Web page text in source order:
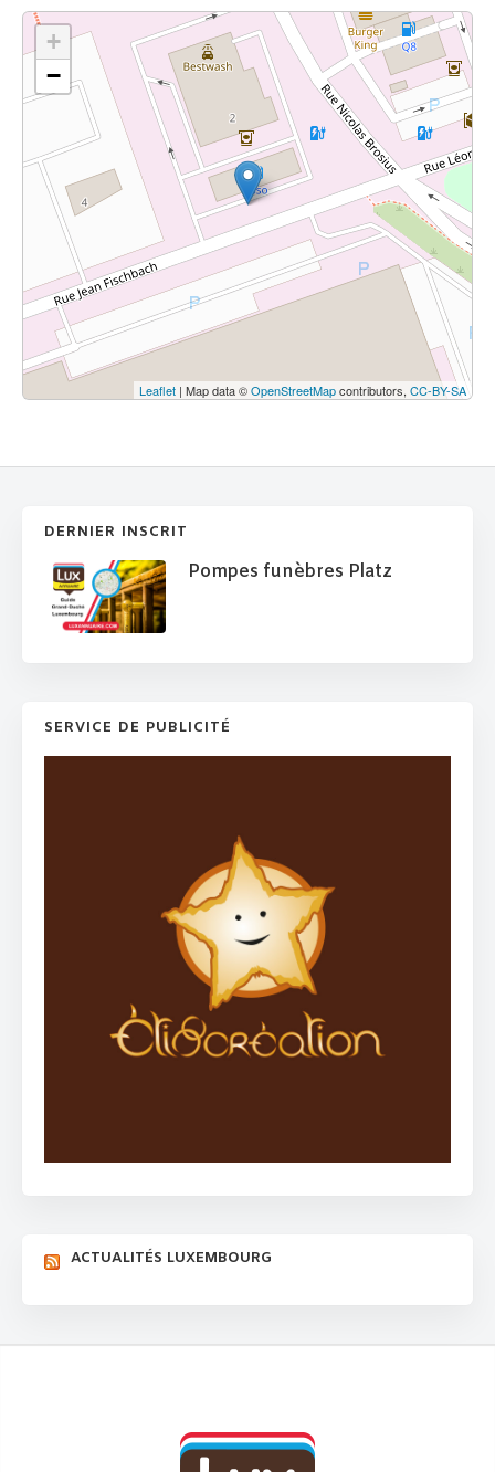
+
−
Leaflet | Map data ©OpenStreetMapcontributors, CC-BY-SA
DERNIER INSCRIT
Pompes funèbres Platz
SERVICE DE PUBLICITÉ
ACTUALITÉS LUXEMBOURG